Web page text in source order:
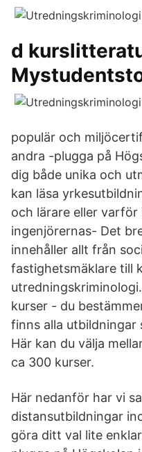
d
populär och
andra -plugga på
dig både unika och
kan läsa
och lärare eller
ingenjörernas- Det
innehåller allt från
fastighetsmäklare till
kurser - du
finns alla utbildningar
Här kan du välja
ca 300 kurser.
Här nedanför har vi
distansutbildningar
göra ditt val lite